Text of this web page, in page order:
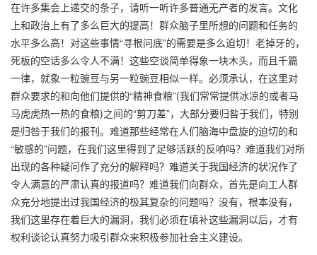
在许多集会上递交的条子，请听一听许多普通无产者的发言。文化
上和政治上有了多么巨大的提高！群众脑子里所想的问题和任务的
水平多么高！对这些事情“寻根问底”的需要是多么迫切！老掉牙的，
死板的空话多么令人不满！这些空谈简单得象一块木头，而且千篇
一律，就象一粒豌豆与另一粒豌豆相似一样。必须承认，在这里对
群众要求的和向他们提供的“精神食粮”(我们常常提供冰凉的或者马
马虎虎热一热的食粮)之间的“剪刀差”，大部分要归咎于我们，特别
是归咎于我们的报刊。难道那些经常在人们脑海中盘旋的迫切的和
“敏感的”问题，在我们这里得到了足够活跃的反响吗？难道我们对所
出现的各种疑问作了充分的解释吗？难道关于我国经济的状况作了
令人满意的严肃认真的报道吗？难道我们向群众，首先是向工人群
众充分地提出过我国经济的极其复杂的问题吗？没有，根本没有，
我们这里存在着巨大的漏洞，我们必须在填补这些漏洞以后，才有
权利谈论认真努力吸引群众来积极参加社会主义建设。